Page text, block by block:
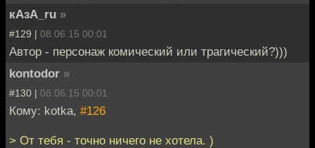
кАзА_ru »
#129 | 08.06.15 00:01
Автор - персонаж комический или трагический?)))
kontodor »
#130 | 08.06.15 00:01
Кому: kotka, #126
> От тебя - точно ничего не хотела. )